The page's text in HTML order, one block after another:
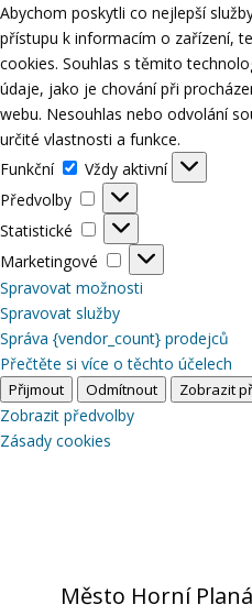
Abychom poskytli co nejlepší
přístupu k informacím o zařízení,
cookies. Souhlas s těmito
údaje, jako je chování při
webu. Nesouhlas nebo odvolání
určité vlastnosti a funkce.
Funkční
Funkční
Vždy aktivní
Předvolby
Předvolby
Statistické
Statistické
Marketingové
Marketingové
Spravovat možnosti
Spravovat služby
Správa {vendor_count} prodejců
Přečtěte si více o těchto účelech
Přijmout Odmítnout Zobrazit
Zobrazit předvolby
Zásady cookies
Město Horní Planá